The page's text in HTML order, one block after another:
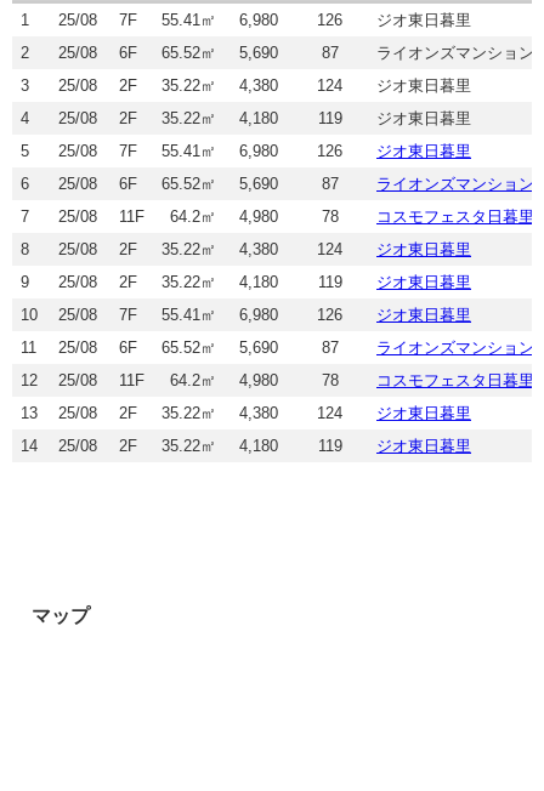
1 25/08 7F 55.41㎡ 6,980 126 ジオ東日暮里
2 25/08 6F 65.52㎡ 5,690 87 ライオンズマンション
3 25/08 2F 35.22㎡ 4,380 124 ジオ東日暮里
4 25/08 2F 35.22㎡ 4,180 119 ジオ東日暮里
5 25/08 7F 55.41㎡ 6,980 126 ジオ東日暮里
6 25/08 6F 65.52㎡ 5,690 87 ライオンズマンション
7 25/08 11F 64.2㎡ 4,980 78 コスモフェスタ日暮里
8 25/08 2F 35.22㎡ 4,380 124 ジオ東日暮里
9 25/08 2F 35.22㎡ 4,180 119 ジオ東日暮里
10 25/08 7F 55.41㎡ 6,980 126 ジオ東日暮里
11 25/08 6F 65.52㎡ 5,690 87 ライオンズマンション
12 25/08 11F 64.2㎡ 4,980 78 コスモフェスタ日暮里
13 25/08 2F 35.22㎡ 4,380 124 ジオ東日暮里
14 25/08 2F 35.22㎡ 4,180 119 ジオ東日暮里
マップ